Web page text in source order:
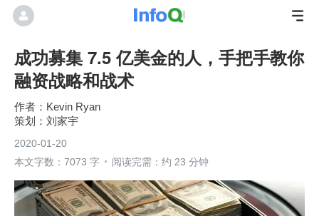
成功募集 7.5 亿美金的人，手把手教你
融资战略和战术
Kevin Ryan
刘家宇
2020-01-20
本文字数：7073 字
阅读完需：约 23 分钟